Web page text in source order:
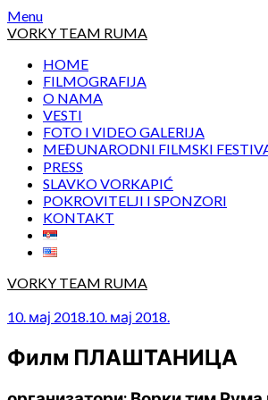
Skip
to
Menu
VORKY TEAM RUMA
HOME
FILMOGRAFIJA
O NAMA
VESTI
FOTO I VIDEO GALERIJA
MEĐUNARODNI FILMSKI
PRESS
SLAVKO VORKAPIĆ
POKROVITELJI I SPONZORI
KONTAKT
VORKY TEAM RUMA
10. мај 2018.10. мај 2018.
Филм ПЛАШТАНИЦА